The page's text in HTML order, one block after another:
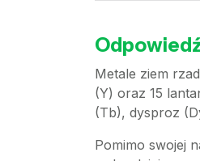
Metale ziem
(Y) oraz 15
(Tb), dysproz
Pomimo swojej